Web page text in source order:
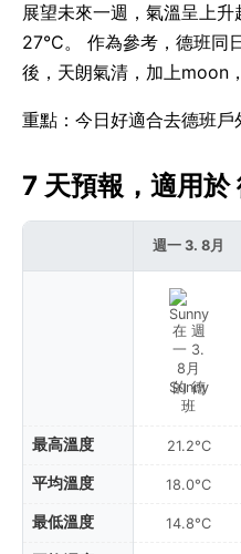
展望未來一週，氣溫呈上
27°C。 作為參考，德班同
後，天朗氣清，加上moon
重點：今日好適合去德班戶
7 天預報，適用
最高溫度
平均溫度
最低溫度
週一 3. 8月
Sunny
21.2°C
18.0°C
14.8°C